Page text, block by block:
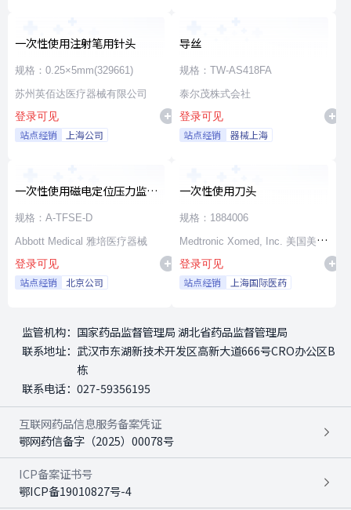
一次性使用注射笔用针头
规格：0.25×5mm(329661)
苏州英佰达医疗器械有限公司
登录可见
站点经销 上海公司
导丝
规格：TW-AS418FA
泰尔茂株式会社
登录可见
站点经销 器械上海
一次性使用磁电定位压力监测
射频消融导管
规格：A-TFSE-D
Abbott Medical 雅培医疗器械
登录可见
站点经销 北京公司
一次性使用刀头
规格：1884006
Medtronic Xomed, Inc. 美国美敦
力施美敦股份有限公司
登录可见
站点经销 上海国际医药
监管机构： 国家药品监督管理局 湖北省药品监督管理局
联系地址： 武汉市东湖新技术开发区高新大道666号CRO办公区B
栋
联系电话： 027-59356195
互联网药品信息服务备案凭证
鄂网药信备字（2025）00078号
ICP备案证书号
鄂ICP备19010827号-4